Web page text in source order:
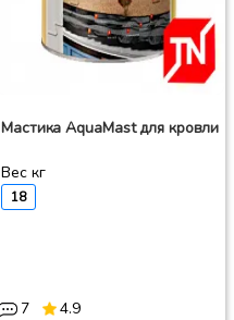
Мастика AquaMast для кровли
Вес кг
18
7 4.9